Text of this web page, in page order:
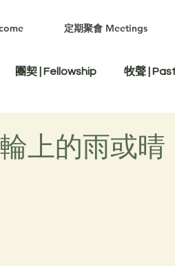
定期聚會 Meetings
團契 | Fellowship 牧聲 |
上的雨或晴